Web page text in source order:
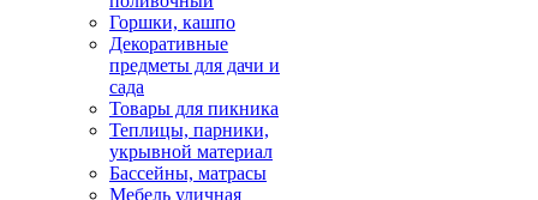
Горшки, кашпо
Декоративные
предметы для дачи и
сада
Товары для пикника
Теплицы, парники,
укрывной материал
Бассейны, матрасы
Мебель уличная